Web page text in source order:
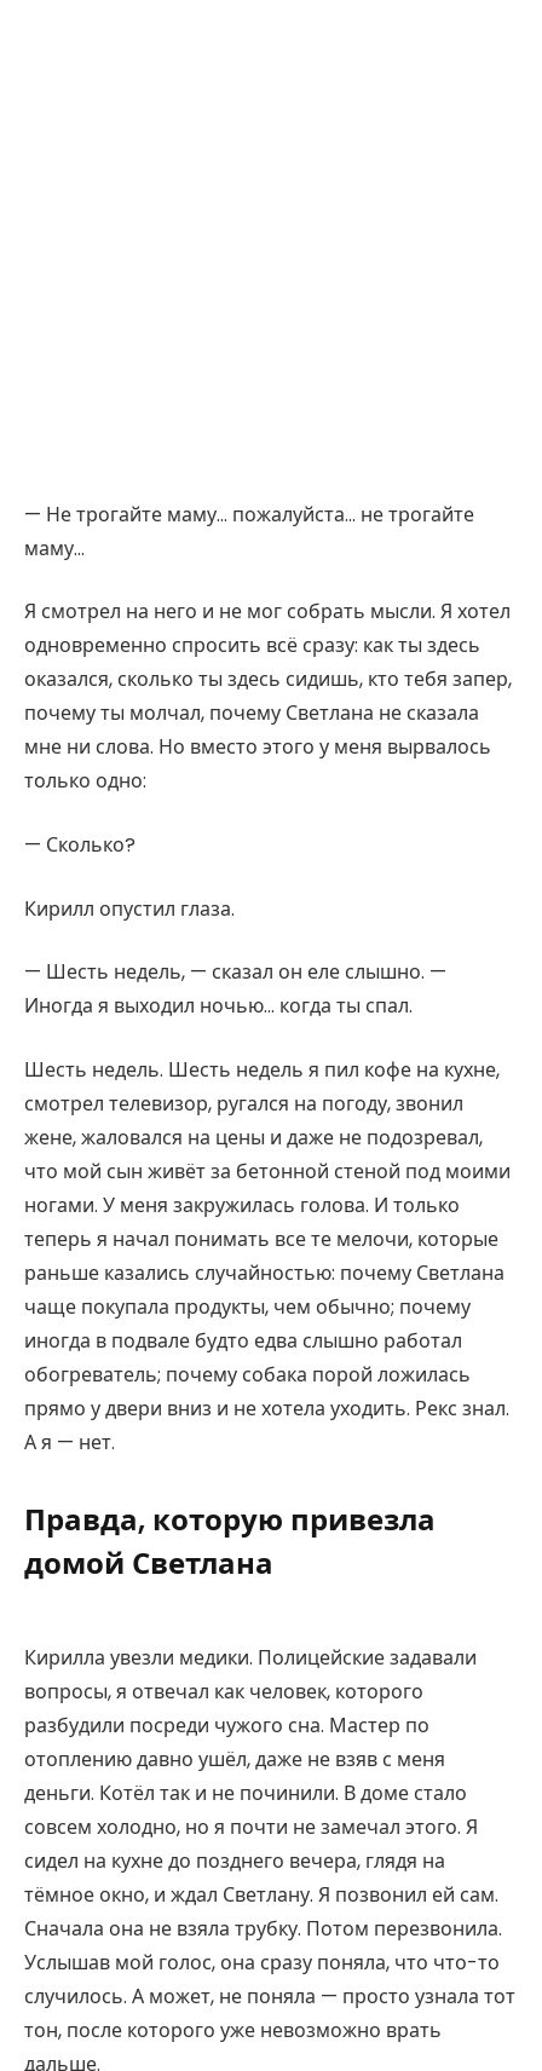
— Не трогайте маму… пожалуйста… не трогайте
маму…
Я смотрел на него и не мог собрать мысли. Я хотел
одновременно спросить всё сразу: как ты здесь
оказался, сколько ты здесь сидишь, кто тебя запер,
почему ты молчал, почему Светлана не сказала
мне ни слова. Но вместо этого у меня вырвалось
только одно:
— Сколько?
Кирилл опустил глаза.
— Шесть недель, — сказал он еле слышно. —
Иногда я выходил ночью… когда ты спал.
Шесть недель. Шесть недель я пил кофе на кухне,
смотрел телевизор, ругался на погоду, звонил
жене, жаловался на цены и даже не подозревал,
что мой сын живёт за бетонной стеной под моими
ногами. У меня закружилась голова. И только
теперь я начал понимать все те мелочи, которые
раньше казались случайностью: почему Светлана
чаще покупала продукты, чем обычно; почему
иногда в подвале будто едва слышно работал
обогреватель; почему собака порой ложилась
прямо у двери вниз и не хотела уходить. Рекс знал.
А я — нет.
Правда, которую привезла
домой Светлана
Кирилла увезли медики. Полицейские задавали
вопросы, я отвечал как человек, которого
разбудили посреди чужого сна. Мастер по
отоплению давно ушёл, даже не взяв с меня
деньги. Котёл так и не починили. В доме стало
совсем холодно, но я почти не замечал этого. Я
сидел на кухне до позднего вечера, глядя на
тёмное окно, и ждал Светлану. Я позвонил ей сам.
Сначала она не взяла трубку. Потом перезвонила.
Услышав мой голос, она сразу поняла, что что-то
случилось. А может, не поняла — просто узнала тот
тон, после которого уже невозможно врать
дальше.